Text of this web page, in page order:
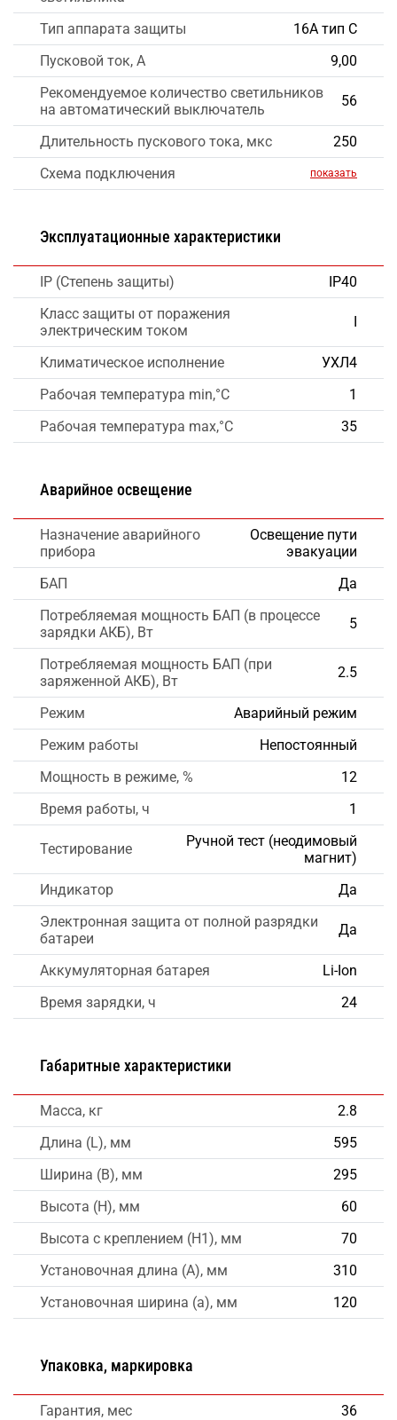
Тип аппарата защиты
16А тип С
Пусковой ток, А
9,00
Рекомендуемое количество светильников
на автоматический выключатель
56
Длительность пускового тока, мкс
250
Схема подключения
показать
Эксплуатационные характеристики
IP (Степень защиты)
IP40
Класс защиты от поражения
электрическим током
Климатическое исполнение
УХЛ4
Рабочая температура min,°C
1
Рабочая температура max,°C
35
Аварийное освещение
Назначение аварийного
прибора
Освещение пути
эвакуации
БАП
Да
Потребляемая мощность БАП (в процессе
зарядки АКБ), Вт
5
Потребляемая мощность БАП (при
заряженной АКБ), Вт
2.5
Режим
Аварийный режим
Режим работы
Непостоянный
Мощность в режиме, %
12
Время работы, ч
1
Тестирование
Ручной тест (неодимовый
магнит)
Индикатор
Да
Электронная защита от полной разрядки
батареи
Да
Аккумуляторная батарея
Li-Ion
Время зарядки, ч
24
Габаритные характеристики
Масса, кг
2.8
Длина (L), мм
595
Ширина (B), мм
295
Высота (H), мм
60
Высота с креплением (H1), мм
70
Установочная длина (A), мм
310
Установочная ширина (a), мм
120
Упаковка, маркировка
Гарантия, мес
36